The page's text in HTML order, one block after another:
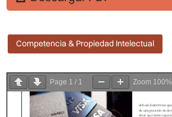
Competencia & Propiedad Intelectual
Page 1 / 1 Zoom 100%